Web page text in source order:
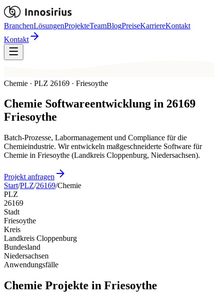
BranchenLösungenProjekteTeamBlogPreiseKarriereKontakt
Kontakt
Chemie · PLZ 26169 · Friesoythe
Chemie Softwareentwicklung in 26169
Friesoythe
Batch-Prozesse, Labormanagement und Compliance für die
Chemieindustrie. Wir entwickeln maßgeschneiderte Software für
Chemie in Friesoythe (Landkreis Cloppenburg, Niedersachsen).
Projekt anfragen
Start/PLZ/26169/Chemie
PLZ
26169
Stadt
Friesoythe
Kreis
Landkreis Cloppenburg
Bundesland
Niedersachsen
Anwendungsfälle
Chemie Projekte in Friesoythe